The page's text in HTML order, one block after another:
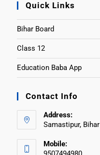
Quick Links
Bihar Board
Class 12
Education Baba App
Contact Info
Address:
Samastipur, Bihar
Mobile: